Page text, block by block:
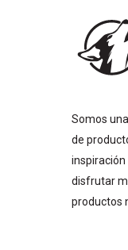
Somos
de
inspiración
disfrutar
productos